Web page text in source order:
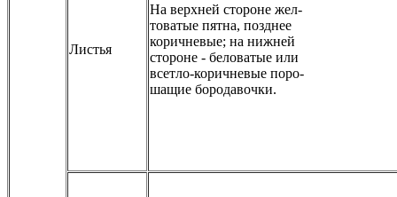
Листья
На верхней стороне жел-
товатые пятна, позднее
коричневые; на нижней
стороне - беловатые или
всетло-коричневые поро-
шащие бородавочки.